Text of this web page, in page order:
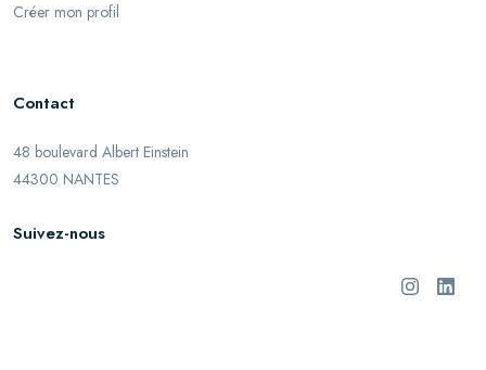
Créer mon profil
Contact
48 boulevard Albert Einstein
44300 NANTES
Suivez-nous